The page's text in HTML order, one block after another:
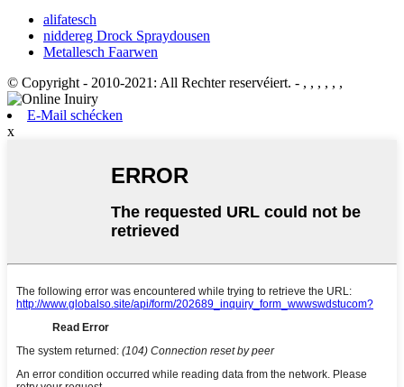
alifatesch
niddereg Drock Spraydousen
Metallesch Faarwen
© Copyright - 2010-2021: All Rechter reservéiert. - , , , , , ,
E-Mail schécken
x